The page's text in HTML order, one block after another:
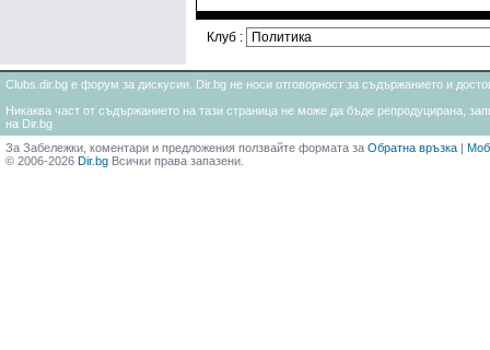
Клуб :
Clubs.dir.bg е форум за дискусии. Dir.bg не носи отговорност за съдържанието и
Никаква част от съдържанието на тази страница не може да бъде репродуцирана,
на Dir.bg
За Забележки, коментари и предложения ползвайте формата за Обратна връзка |
© 2006-2026 Dir.bg Всички права запазени.